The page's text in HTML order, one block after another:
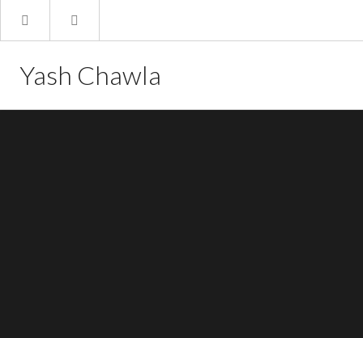
Yash Chawla